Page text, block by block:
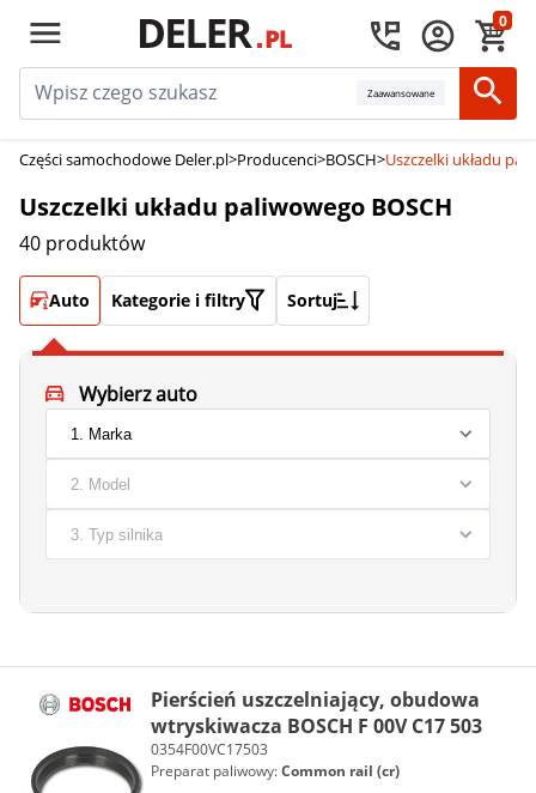
0
Zaawansowane
Części samochodowe Deler.pl>Producenci>BOSCH>Uszczelki układu
Uszczelki układu paliwowego BOSCH
40 produktów
Auto Kategorie i filtry Sortuj
Wybierz auto
Pierścień uszczelniający, obudowa
wtryskiwacza BOSCH F 00V C17 503
0354F00VC17503
Preparat paliwowy:Common rail (cr)